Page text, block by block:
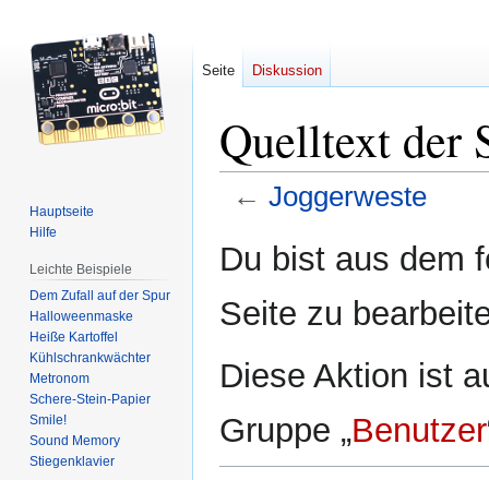
Quelltext der
← Joggerweste
Navigation
Suche
Du bist aus dem
Seite zu
Diese Aktion ist
Gruppe „Benutzer
Seite Diskussion
Hauptseite
Hilfe
Leichte Beispiele
Dem Zufall auf der Spur
Halloweenmaske
Heiße Kartoffel
Kühlschrankwächter
Metronom
Schere-Stein-Papier
Smile!
Sound Memory
Stiegenklavier